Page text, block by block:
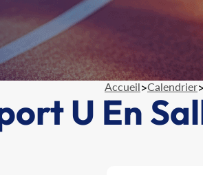
Accueil>Calendrier>
U En